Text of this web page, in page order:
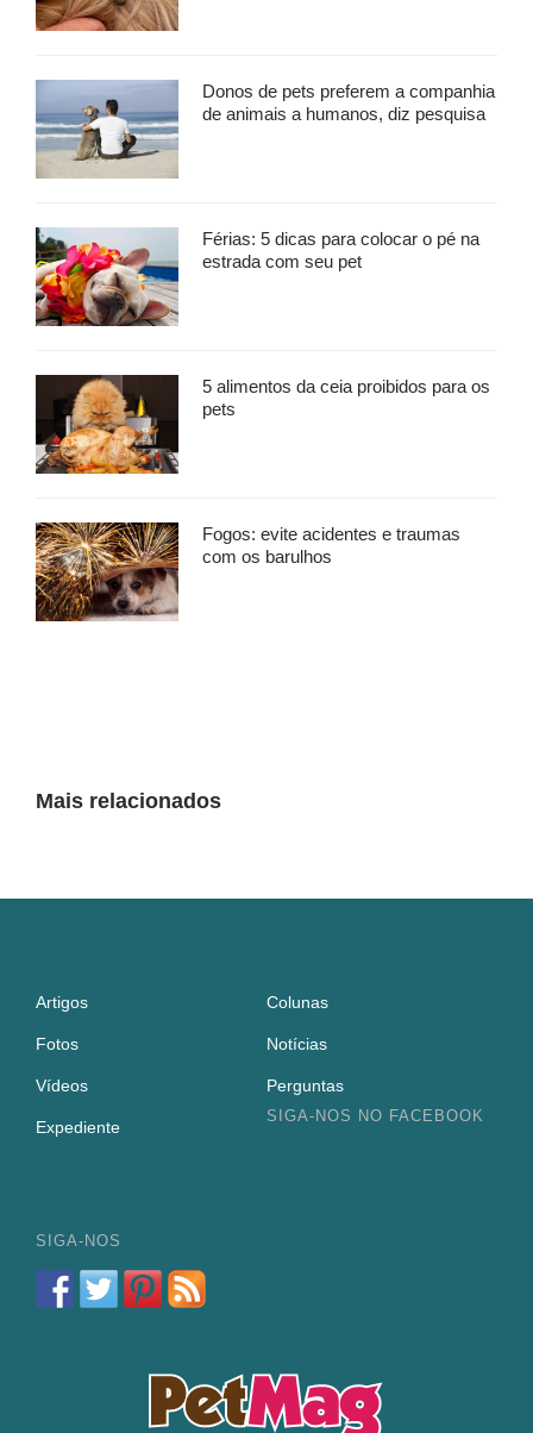
Donos de pets preferem a companhia
de animais a humanos, diz pesquisa
Férias: 5 dicas para colocar o pé na
estrada com seu pet
5 alimentos da ceia proibidos para os
pets
Fogos: evite acidentes e traumas
com os barulhos
Mais relacionados
Artigos Colunas
Fotos Notícias
Vídeos Perguntas
Expediente
SIGA-NOS NO FACEBOOK
SIGA-NOS